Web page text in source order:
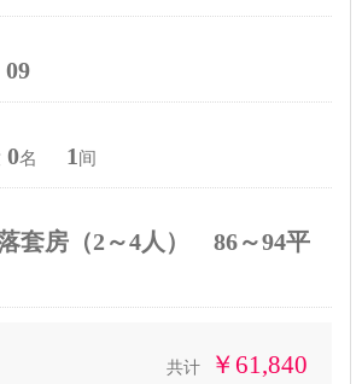
09
0名 1 间
套房（2～4人） 86～94平
共计 ￥61,840